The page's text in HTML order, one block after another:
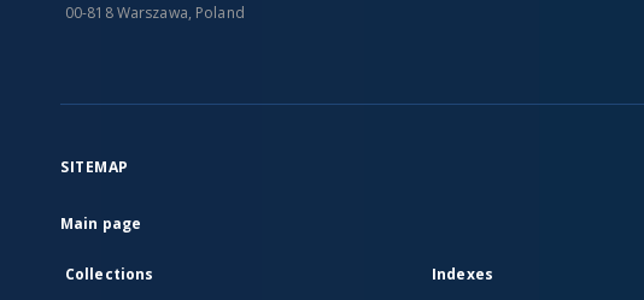
00-818 Warszawa, Poland
SITEMAP
Main page
Collections Indexes